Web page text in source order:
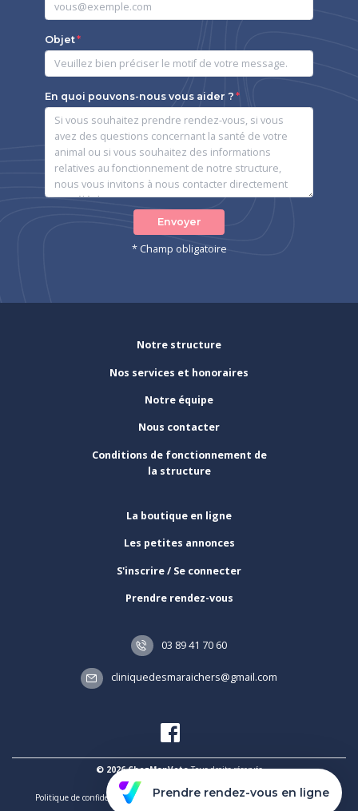
Objet
En quoi pouvons-nous vous aider ?
Envoyer
* Champ obligatoire
Notre structure
Nos services et honoraires
Notre équipe
Nous contacter
Conditions de fonctionnement de
la structure
La boutique en ligne
Les petites annonces
S'inscrire / Se connecter
Prendre rendez-vous
03 89 41 70 60
cliniquedesmaraichers@gmail.com
© 2026 ChezMonVetoTous droits réservés
Politique de confidentialité et de traitement des données
Mentions légales
Prendre rendez-vous en ligne